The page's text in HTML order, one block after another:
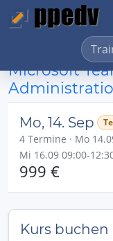
Microsoft
Mo, 14. Sep
4 Termine · Mo
Mi 16.09 09:00-
999 €
Kurs buchen